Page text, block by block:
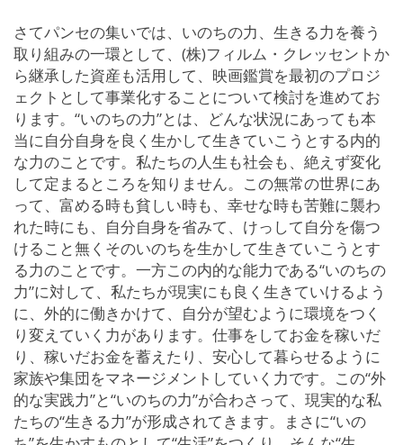
さてパンセの集いでは、いのちの力、生きる力を養う
取り組みの一環として、(株)フィルム・クレッセントか
ら継承した資産も活用して、映画鑑賞を最初のプロジ
ェクトとして事業化することについて検討を進めてお
ります。“いのちの力”とは、どんな状況にあっても本
当に自分自身を良く生かして生きていこうとする内的
な力のことです。私たちの人生も社会も、絶えず変化
して定まるところを知りません。この無常の世界にあ
って、富める時も貧しい時も、幸せな時も苦難に襲わ
れた時にも、自分自身を省みて、けっして自分を傷つ
けること無くそのいのちを生かして生きていこうとす
る力のことです。一方この内的な能力である“いのちの
力”に対して、私たちが現実にも良く生きていけるよう
に、外的に働きかけて、自分が望むように環境をつく
り変えていく力があります。仕事をしてお金を稼いだ
り、稼いだお金を蓄えたり、安心して暮らせるように
家族や集団をマネージメントしていく力です。この“外
的な実践力”と“いのちの力”が合わさって、現実的な私
たちの“生きる力”が形成されてきます。まさに“いの